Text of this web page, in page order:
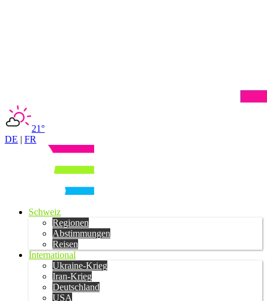
21°
DE | FR
Schweiz
Regionen
Abstimmungen
Reisen
International
Ukraine-Krieg
Iran-Krieg
Deutschland
USA